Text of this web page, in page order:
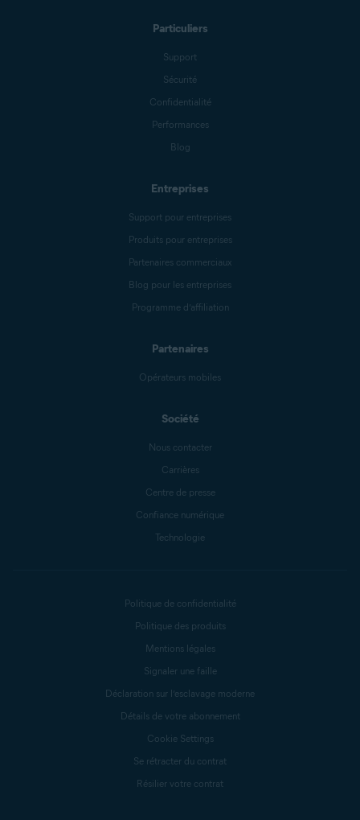
Particuliers
Support
Sécurité
Confidentialité
Performances
Blog
Entreprises
Support pour entreprises
Produits pour entreprises
Partenaires commerciaux
Blog pour les entreprises
Programme d’affiliation
Partenaires
Opérateurs mobiles
Société
Nous contacter
Carrières
Centre de presse
Confiance numérique
Technologie
Politique de confidentialité
Politique des produits
Mentions légales
Signaler une faille
Déclaration sur l’esclavage moderne
Détails de votre abonnement
Cookie Settings
Se rétracter du contrat
Résilier votre contrat